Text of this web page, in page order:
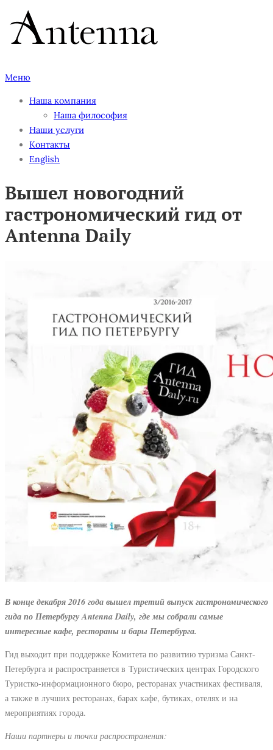
Перейти
содержимому
Меню
Наша компания
Наша философия
Наши услуги
Контакты
English
Вышел новогодний
гастрономический гид от
Antenna Daily
В конце декабря 2016 года вышел третий выпуск гастрономического
гида по Петербургу Antenna Daily, где мы собрали самые
интересные кафе, рестораны и бары Петербурга.
Гид выходит при поддержке Комитета по развитию туризма Санкт-
Петербурга и распространяется в Туристических центрах Городского
Туристко-информационного бюро, ресторанах участниках фестиваля,
а также в лучших ресторанах, барах кафе, бутиках, отелях и на
мероприятиях города.
Наши партнеры и точки распространения: